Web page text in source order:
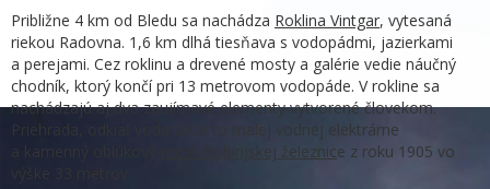
Približne 4 km od Bledu sa nachádza Roklina Vintgar, vytesaná
riekou Radovna. 1,6 km dlhá tiesňava s vodopádmi, jazierkami
a perejami. Cez roklinu a drevené mosty a galérie vedie náučný
chodník, ktorý končí pri 13 metrovom vodopáde. V rokline sa
nachádzajú aj dva zaujímavé elementy vytvorené človekom.
Priehrada, odkiaľ voda tečie to malej vodnej elektrárne
most Bohinjskej železnice z roku 1905 vo